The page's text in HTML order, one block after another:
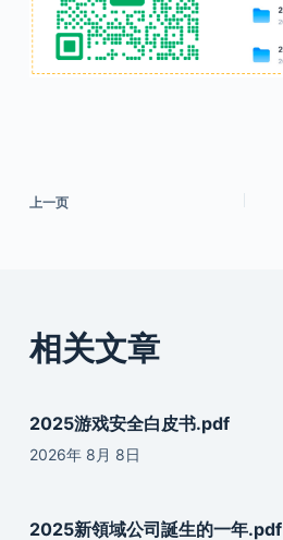
上一页
相关文章
2025游戏安全白皮书.pdf
2026年 8月 8日
2025新領域公司誕生的一年.pdf